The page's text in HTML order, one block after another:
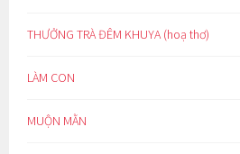
THƯỞNG TRÀ ĐÊM KHUYA (hoạ thơ)
LÀM CON
MUỘN MẰN